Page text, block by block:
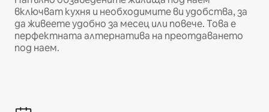
включват кухня и необходимите ви удобства, за
да живеете удобно за месец или повече. Това е
перфектната алтернатива на преотдаването
под наем.